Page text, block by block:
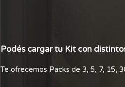
Podés cargar tu Kit con
Te ofrecemos Packs de 3, 5, 7, 15,